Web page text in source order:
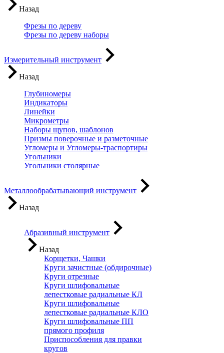
Назад
Фрезы по дереву
Фрезы по дереву наборы
Измерительный инструмент
Назад
Глубиномеры
Индикаторы
Линейки
Микрометры
Наборы щупов, шаблонов
Призмы поверочные и разметочные
Угломеры и Угломеры-траспортиры
Угольники
Угольники столярные
Металлообрабатывающий инструмент
Назад
Абразивный инструмент
Назад
Корщетки, Чашки
Круги зачистные (обдирочные)
Круги отрезные
Круги шлифовальные
лепестковые радиальные КЛ
Круги шлифовальные
лепестковые радиальные КЛО
Круги шлифовальные ПП
прямого профиля
Приспособления для правки
кругов